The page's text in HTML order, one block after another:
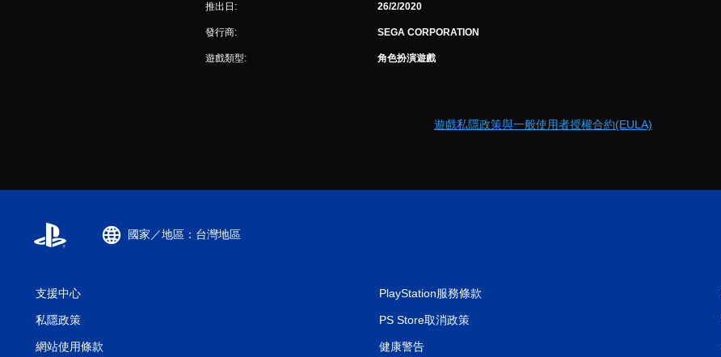
推出日: 26/2/2020
發行商: SEGA CORPORATION
遊戲類型: 角色扮演遊戲
遊戲私隱政策與一般使用者授權合約(EULA)
國家／地區：台灣地區
支援中心
私隱政策
網站使用條款
PlayStation服務條款
PS Store取消政策
健康警告